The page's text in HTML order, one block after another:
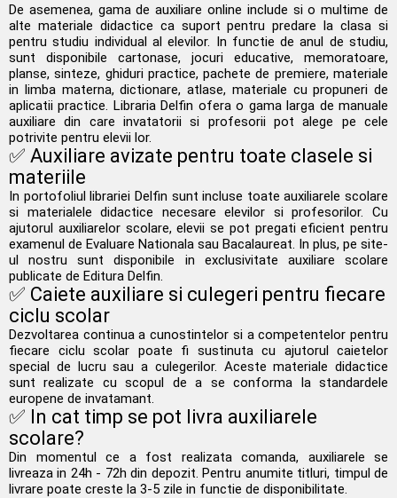
De asemenea, gama de auxiliare online include si o multime de
alte materiale didactice ca suport pentru predare la clasa si
pentru studiu individual al elevilor. In functie de anul de studiu,
sunt disponibile cartonase, jocuri educative, memoratoare,
planse, sinteze, ghiduri practice, pachete de premiere, materiale
in limba materna, dictionare, atlase, materiale cu propuneri de
aplicatii practice. Libraria Delfin ofera o gama larga de manuale
auxiliare din care invatatorii si profesorii pot alege pe cele
potrivite pentru elevii lor.
✅ Auxiliare avizate pentru toate clasele si
materiile
In portofoliul librariei Delfin sunt incluse toate auxiliarele scolare
si materialele didactice necesare elevilor si profesorilor. Cu
ajutorul auxiliarelor scolare, elevii se pot pregati eficient pentru
examenul de Evaluare Nationala sau Bacalaureat. In plus, pe site-
ul nostru sunt disponibile in exclusivitate auxiliare scolare
publicate de Editura Delfin.
✅ Caiete auxiliare si culegeri pentru fiecare
ciclu scolar
Dezvoltarea continua a cunostintelor si a competentelor pentru
fiecare ciclu scolar poate fi sustinuta cu ajutorul caietelor
special de lucru sau a culegerilor. Aceste materiale didactice
sunt realizate cu scopul de a se conforma la standardele
europene de invatamant.
✅ In cat timp se pot livra auxiliarele
scolare?
Din momentul ce a fost realizata comanda, auxiliarele se
livreaza in 24h - 72h din depozit. Pentru anumite titluri, timpul de
livrare poate creste la 3-5 zile in functie de disponibilitate.